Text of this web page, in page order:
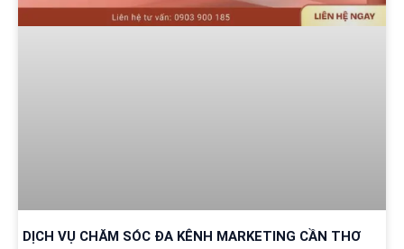
DỊCH VỤ CHĂM SÓC ĐA KÊNH MARKETING CẦN THƠ